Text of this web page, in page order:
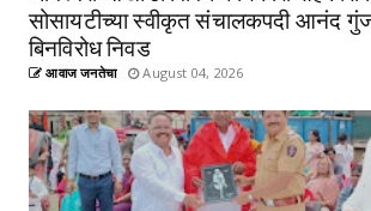
सोसायटीच्या स्वीकृत संचालकपदी आनंद
बिनविरोध निवड
आवाज जनतेचा August 04, 2026